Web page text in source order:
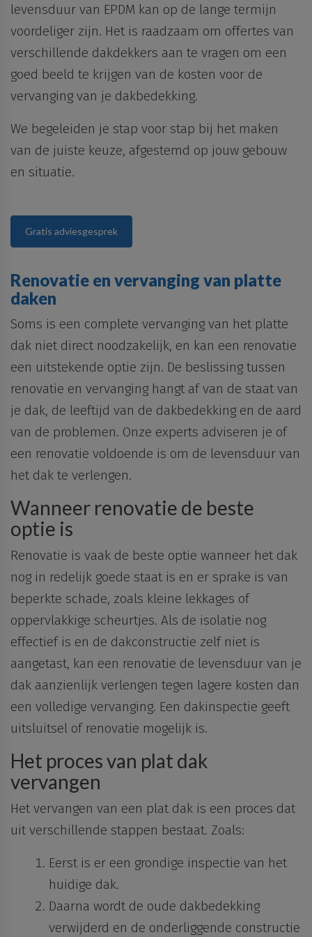
levensduur van EPDM kan op de lange termijn
voordeliger zijn. Het is raadzaam om offertes van
verschillende dakdekkers aan te vragen om een
goed beeld te krijgen van de kosten voor de
vervanging van je dakbedekking.
We begeleiden je stap voor stap bij het maken
van de juiste keuze, afgestemd op jouw gebouw
en situatie.
Gratis adviesgesprek
Renovatie en vervanging van platte
daken
Soms is een complete vervanging van het platte
dak niet direct noodzakelijk, en kan een renovatie
een uitstekende optie zijn. De beslissing tussen
renovatie en vervanging hangt af van de staat van
je dak, de leeftijd van de dakbedekking en de aard
van de problemen. Onze experts adviseren je of
een renovatie voldoende is om de levensduur van
het dak te verlengen.
Wanneer renovatie de beste
optie is
Renovatie is vaak de beste optie wanneer het dak
nog in redelijk goede staat is en er sprake is van
beperkte schade, zoals kleine lekkages of
oppervlakkige scheurtjes. Als de isolatie nog
effectief is en de dakconstructie zelf niet is
aangetast, kan een renovatie de levensduur van je
dak aanzienlijk verlengen tegen lagere kosten dan
een volledige vervanging. Een dakinspectie geeft
uitsluitsel of renovatie mogelijk is.
Het proces van plat dak
vervangen
Het vervangen van een plat dak is een proces dat
uit verschillende stappen bestaat. Zoals:
Eerst is er een grondige inspectie van het
huidige dak.
Daarna wordt de oude dakbedekking
verwijderd en de onderliggende constructie
cookies uitsluitend worden gebruikt door de eigenaar
organisaties of adverteerders. Dit zijn permanente
cookies en bijna altijd van derden.